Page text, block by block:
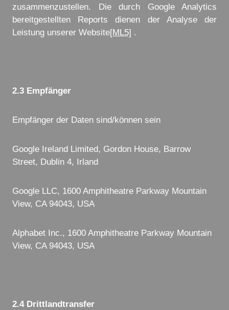
zusammenzustellen. Die durch Google Analytics
bereitgestellten Reports dienen der Analyse der
Leistung unserer Website[ML5] .
2.3 Empfänger
Empfänger der Daten sind/können sein
Google Ireland Limited, Gordon House, Barrow
Street, Dublin 4, Irland
Google LLC, 1600 Amphitheatre Parkway Mountain
View, CA 94043, USA
Alphabet Inc., 1600 Amphitheatre Parkway Mountain
View, CA 94043, USA
2.4 Drittlandtransfer